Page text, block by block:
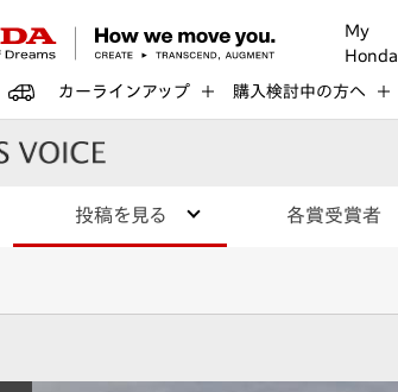
My
Honda
カーラインアップ 購入検討中の方へ
投稿を見る 各賞受賞者